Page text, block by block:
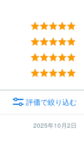
評価で絞り込む
2025年10月2日